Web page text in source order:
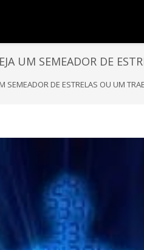
UM SEMEADOR DE
SEMEADOR DE ESTRELAS OU UM